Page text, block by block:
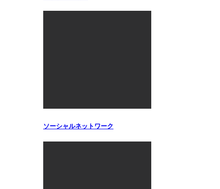
ソーシャルネットワーク